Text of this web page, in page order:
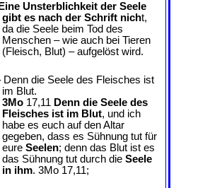
Eine Unsterblichkeit der Seele
gibt es nach der Schrift nicht,
da die Seele beim Tod des
Menschen – wie auch bei Tieren
(Fleisch, Blut) – aufgelöst wird.
Denn die Seele des Fleisches ist
im Blut.
3Mo 17,11 Denn die Seele des
Fleisches ist im Blut, und ich
habe es euch auf den Altar
gegeben, dass es Sühnung tut für
eure Seelen; denn das Blut ist es
das Sühnung tut durch die Seele
in ihm. 3Mo 17,11;